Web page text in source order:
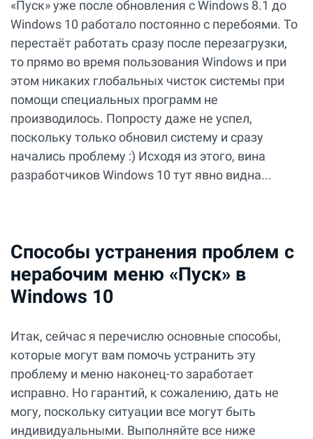
«Пуск» уже после обновления с Windows 8.1 до
Windows 10 работало постоянно с перебоями. То
перестаёт работать сразу после перезагрузки,
то прямо во время пользования Windows и при
этом никаких глобальных чисток системы при
помощи специальных программ не
производилось. Попросту даже не успел,
поскольку только обновил систему и сразу
начались проблему :) Исходя из этого, вина
разработчиков Windows 10 тут явно видна...
Способы устранения проблем с
нерабочим меню «Пуск» в
Windows 10
Итак, сейчас я перечислю основные способы,
которые могут вам помочь устранить эту
проблему и меню наконец-то заработает
исправно. Но гарантий, к сожалению, дать не
могу, поскольку ситуации все могут быть
индивидуальными. Выполняйте все ниже